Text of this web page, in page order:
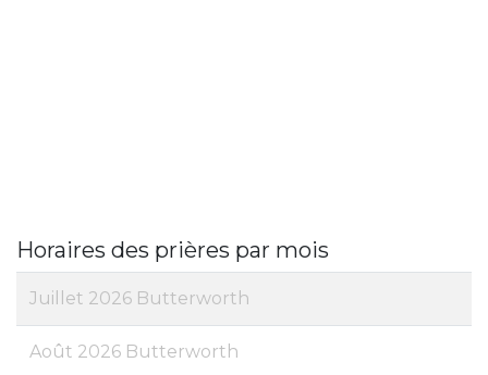
Horaires des prières par mois
Juillet 2026 Butterworth
Août 2026 Butterworth